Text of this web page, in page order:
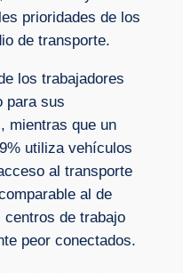
prioridades de los
de transporte.
los trabajadores
para sus
mientras que un
utiliza vehículos
al transporte
al de
de trabajo
peor conectados.